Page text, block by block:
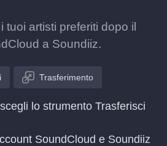
tuoi artisti preferiti dopo il
a Soundiiz.
Trasferimento
lo strumento Trasferisci
SoundCloud e Soundiiz